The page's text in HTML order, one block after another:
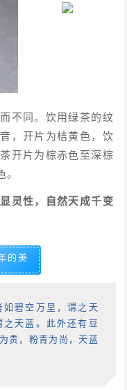
不同。饮用绿茶的纹
，开片为桔黄色，饮
开片为棕赤色至深棕
灵性，自然天成千变
的美
碧空万里，谓之天
天蓝。此外还有豆
贵，粉青为尚，天蓝